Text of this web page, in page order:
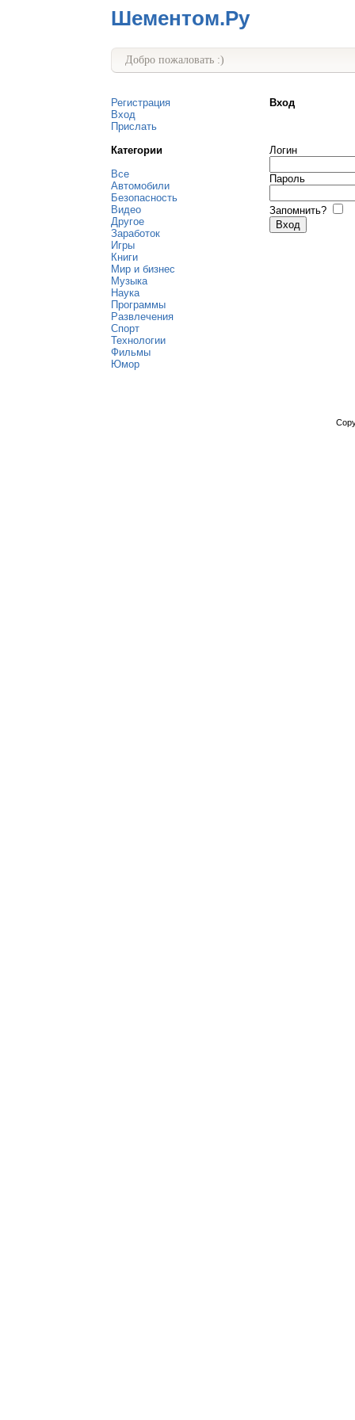
Шементом.Ру
Добро пожаловать :)
Регистрация
Вход
Прислать
Категории
Все
Автомобили
Безопасность
Видео
Другое
Заработок
Игры
Книги
Мир и бизнес
Музыка
Наука
Программы
Развлечения
Спорт
Технологии
Фильмы
Юмор
Вход
Логин
Пароль
Запомнить?